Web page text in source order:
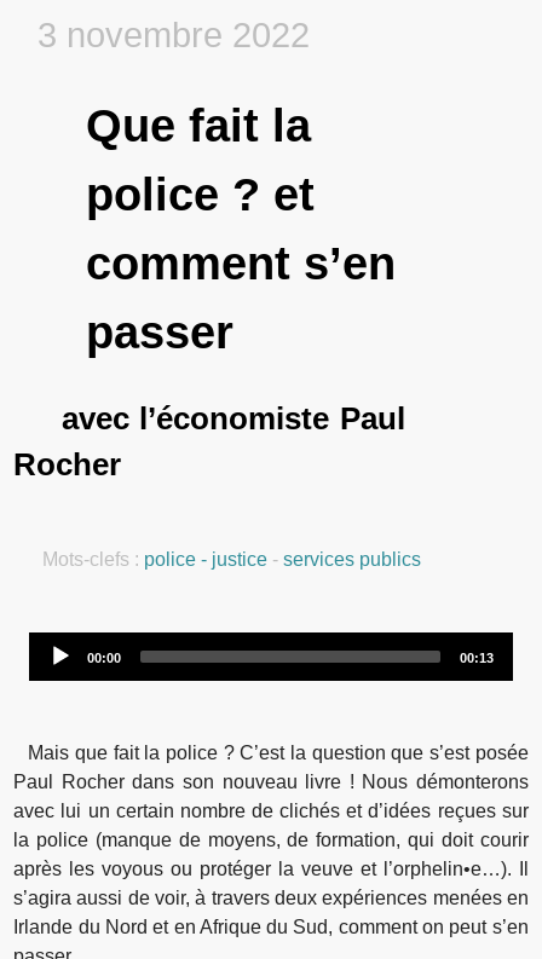
3 novembre 2022
Que fait la
police ? et
comment s’en
passer
avec l’économiste Paul
Rocher
Mots-clefs : police - justice -services publics
00:00 00:13
Mais que fait la police ? C’est la question que s’est posée
Paul Rocher dans son nouveau livre ! Nous démonterons
avec lui un certain nombre de clichés et d’idées reçues sur
la police (manque de moyens, de formation, qui doit courir
après les voyous ou protéger la veuve et l’orphelin•e…). Il
s’agira aussi de voir, à travers deux expériences menées en
Irlande du Nord et en Afrique du Sud, comment on peut s’en